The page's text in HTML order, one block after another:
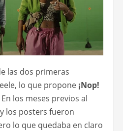
las dos primeras
lo que propone ¡Nop!
los meses previos al
los posters fueron
lo que quedaba en claro